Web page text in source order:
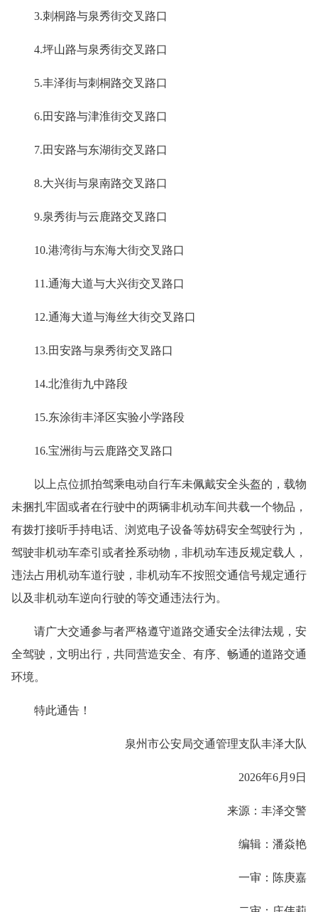
3.刺桐路与泉秀街交叉路口
4.坪山路与泉秀街交叉路口
5.丰泽街与刺桐路交叉路口
6.田安路与津淮街交叉路口
7.田安路与东湖街交叉路口
8.大兴街与泉南路交叉路口
9.泉秀街与云鹿路交叉路口
10.港湾街与东海大街交叉路口
11.通海大道与大兴街交叉路口
12.通海大道与海丝大街交叉路口
13.田安路与泉秀街交叉路口
14.北淮街九中路段
15.东涂街丰泽区实验小学路段
16.宝洲街与云鹿路交叉路口
以上点位抓拍驾乘电动自行车未佩戴安全头盔的，载物
未捆扎牢固或者在行驶中的两辆非机动车间共载一个物品，
有拨打接听手持电话、浏览电子设备等妨碍安全驾驶行为，
驾驶非机动车牵引或者拴系动物，非机动车违反规定载人，
违法占用机动车道行驶，非机动车不按照交通信号规定通行
以及非机动车逆向行驶的等交通违法行为。
请广大交通参与者严格遵守道路交通安全法律法规，安
全驾驶，文明出行，共同营造安全、有序、畅通的道路交通
环境。
特此通告！
泉州市公安局交通管理支队丰泽大队
2026年6月9日
来源：丰泽交警
编辑：潘焱艳
一审：陈庚嘉